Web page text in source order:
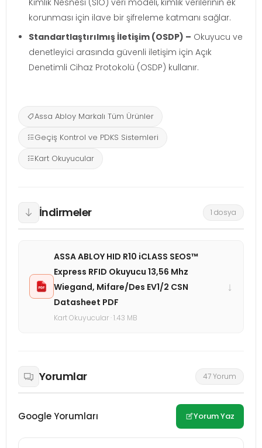
korunması için ilave bir şifreleme katmanı sağlar.
Standartlaştırılmış İletişim (OSDP) – Okuyucu ve
denetleyici arasında güvenli iletişim için Açık
Denetimli Cihaz Protokolü (OSDP) kullanır.
Assa Abloy Markalı Tüm Ürünler
Geçiş Kontrol ve PDKS Sistemleri
Kart Okuyucular
İndirmeler 1 dosya
ASSA ABLOY HID R10 iCLASS SEOS™
Express RFID Okuyucu 13,56 Mhz
Wiegand, Mifare/Des EV1/2 CSN
Datasheet PDF
Kart Okuyucular · 1.43 MB
↓
Yorumlar 47 Yorum
Google Yorumları Yorum Yaz